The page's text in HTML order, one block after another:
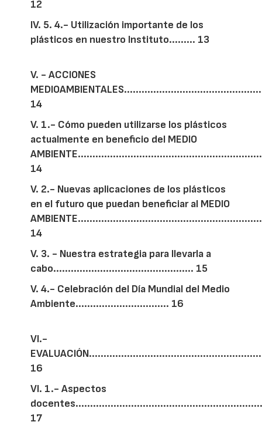
12
IV. 5. 4.- Utilización importante de los
plásticos en nuestro Instituto......... 13
V. - ACCIONES
14
V. 1.- Cómo pueden utilizarse los plásticos
actualmente en beneficio del MEDIO
14
V. 2.- Nuevas aplicaciones de los plásticos
en el futuro que puedan beneficiar al MEDIO
14
V. 3. - Nuestra estrategia para llevarla a
cabo................................................ 15
V. 4.- Celebración del Día Mundial del Medio
Ambiente................................ 16
VI.-
16
VI. 1.- Aspectos
17